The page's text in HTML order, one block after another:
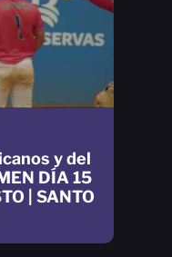
y del
DÍA 15
| SANTO